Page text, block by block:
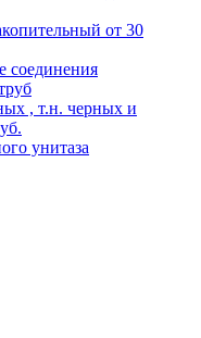
от 30
соединения
, т.н. черных и
унитаза